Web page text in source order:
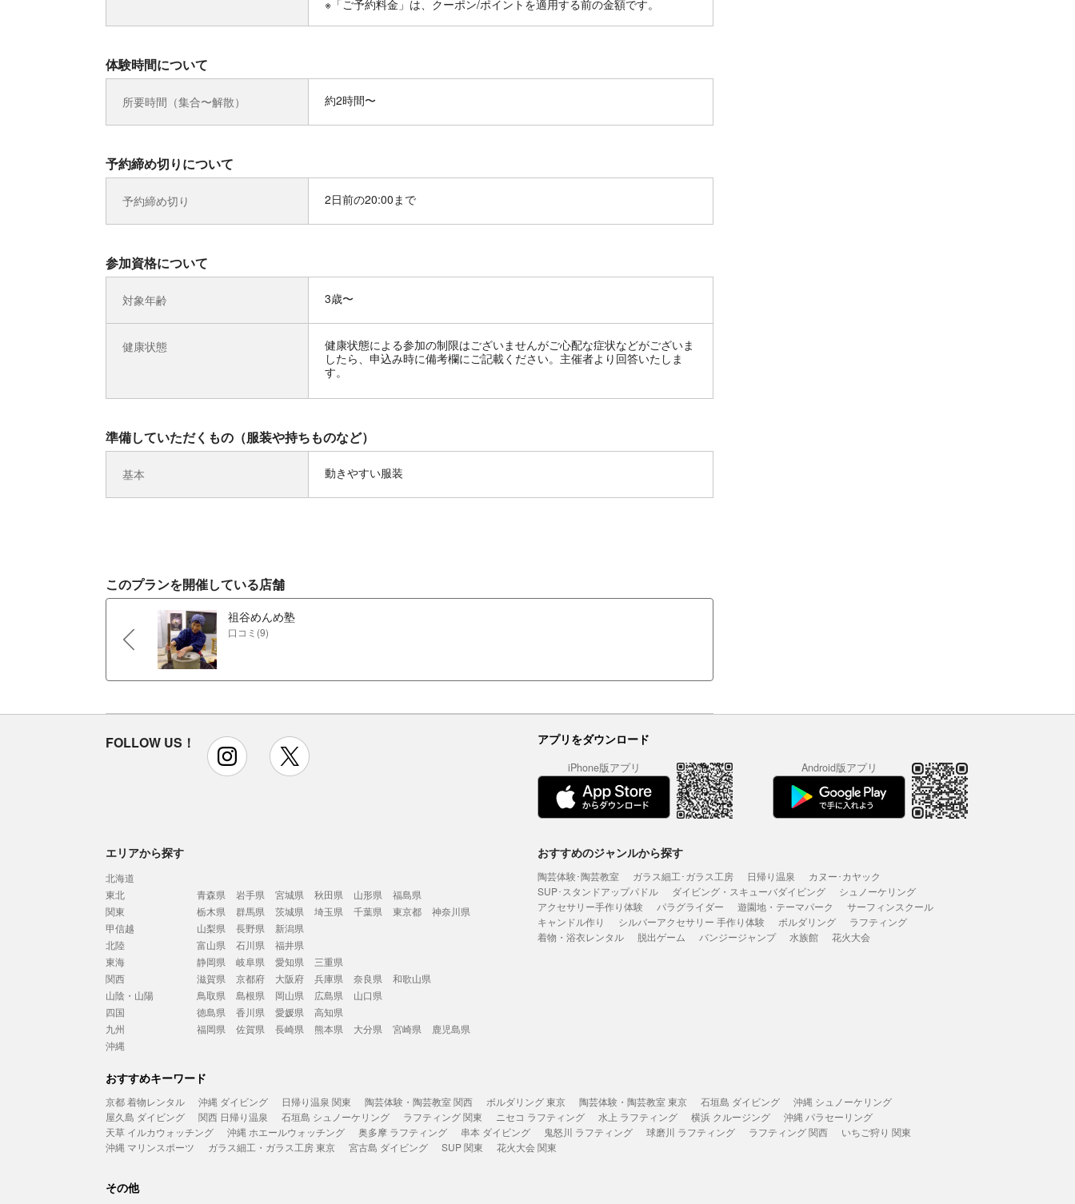
※「ご予約料金」は、クーポン/ポイントを適用する前の金額です。
体験時間について
所要時間（集合〜解散） 約2時間〜
予約締め切りについて
予約締め切り 2日前の20:00まで
参加資格について
対象年齢 3歳〜
健康状態
健康状態による参加の制限はございませんがご心配な症状などがございま
したら、申込み時に備考欄にご記載ください。主催者より回答いたしま
す。
準備していただくもの（服装や持ちものなど）
基本 動きやすい服装
このプランを開催している店舗
祖谷めんめ塾
口コミ(9)
FOLLOW US！ instagram アプリをダウンロード
iPhone版アプリ Android版アプリ
エリアから探す
北海道
東北
青森県 岩手県 宮城県 秋田県 山形県
福島県
関東
栃木県 群馬県 茨城県 埼玉県 千葉県 東京都
神奈川県
甲信越
山梨県 長野県
新潟県
北陸
富山県 石川県
福井県
東海
静岡県 岐阜県 愛知県
三重県
関西
滋賀県 京都府 大阪府 兵庫県 奈良県
和歌山県
山陰・山陽
鳥取県 島根県 岡山県 広島県
山口県
四国
徳島県 香川県 愛媛県
高知県
九州
福岡県 佐賀県 長崎県 熊本県 大分県 宮崎県
鹿児島県
沖縄
おすすめのジャンルから探す
陶芸体験･陶芸教室 ガラス細工･ガラス工房 日帰り温泉
カヌー･カヤック
SUP･スタンドアップパドル
ダイビング・スキューバダイビング
シュノーケリング
アクセサリー手作り体験
パラグライダー 遊園地・テーマパーク
サーフィンスクール
キャンドル作り
シルバーアクセサリー 手作り体験 ボルダリング
ラフティング
着物・浴衣レンタル
脱出ゲーム バンジージャンプ 水族館 花火大会
おすすめキーワード
京都 着物レンタル 沖縄 ダイビング 日帰り温泉 関東 陶芸体験・陶芸教室 関西 ボルダリング 東京 陶芸体験・陶芸教室 東京 石垣島 ダイビング
沖縄 シュノーケリング
屋久島 ダイビング
関西 日帰り温泉 石垣島 シュノーケリング ラフティング 関東 ニセコ ラフティング 水上 ラフティング 横浜 クルージング
沖縄 パラセーリング
天草 イルカウォッチング
沖縄 ホエールウォッチング 奥多摩 ラフティング 串本 ダイビング 鬼怒川 ラフティング 球磨川 ラフティング ラフティング 関西
いちご狩り 関東
沖縄 マリンスポーツ
ガラス細工・ガラス工房 東京 宮古島 ダイビング SUP 関東 花火大会 関東
その他